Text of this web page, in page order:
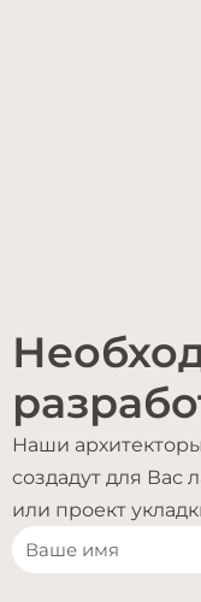
Наши
создадут для Вас
или проект